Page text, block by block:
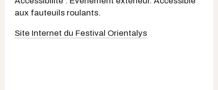
aux fauteuils roulants.
Site Internet du Festival Orientalys